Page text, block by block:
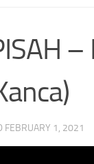
–
FEBRUARY 1, 2021